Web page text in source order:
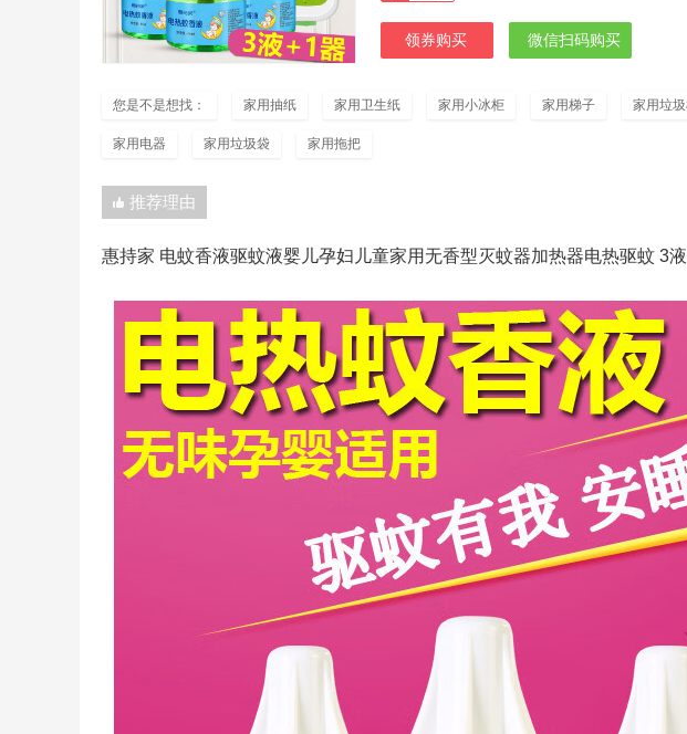
领券购买 微信扫码购买
您是不是想找： 家用抽纸 家用卫生纸 家用小冰柜 家用梯子 家用垃
家用电器 家用垃圾袋 家用拖把
推荐理由
惠持家 电蚊香液驱蚊液婴儿孕妇儿童家用无香型灭蚊器加热器电热驱蚊 3液